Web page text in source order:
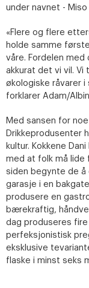
under navnet - Miso
«Flere og flere
holde samme
våre. Fordelen med
akkurat det vi vil.
økologiske råvarer
forklarer Adam/
Med sansen for
Drikkeprodusenter
kultur. Kokkene
med at folk må lide
siden begynte de å
garasje i en
produsere en
bærekraftig,
dag produseres
perfeksjonistisk
eksklusive
flaske i minst seks